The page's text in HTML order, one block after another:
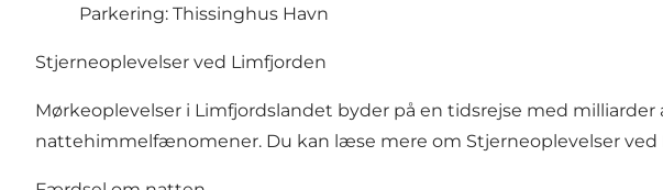
Parkering: Thissinghus Havn
Stjerneoplevelser ved Limfjorden
Mørkeoplevelser i Limfjordslandet byder på en tidsrejse med
nattehimmelfænomener. Du kan læse mere om Stjerneoplevelser ved